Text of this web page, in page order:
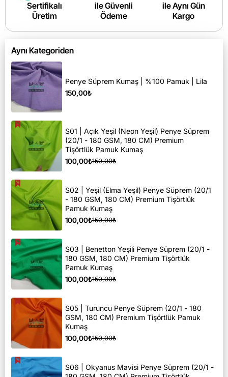
Sertifikalı
Üretim
ile Güvenli
Ödeme
ile Aynı Gün
Kargo
Aynı Kategoriden
Penye Süprem Kumaş | %100 Pamuk | Lila
150,00₺
S01 | Açık Yeşil (Neon Yeşil) Penye Süprem
(20/1 - 180 GSM, 180 CM) Premium
Tişörtlük Pamuk Kumaş
100,00₺150,00₺
S02 | Yeşil (Elma Yeşil) Penye Süprem (20/1
- 180 GSM, 180 CM) Premium Tişörtlük
Pamuk Kumaş
100,00₺150,00₺
S03 | Benetton Yeşili Penye Süprem (20/1 -
180 GSM, 180 CM) Premium Tişörtlük
Pamuk Kumaş
100,00₺150,00₺
S05 | Turuncu Penye Süprem (20/1 - 180
GSM, 180 CM) Premium Tişörtlük Pamuk
Kumaş
100,00₺150,00₺
S06 | Okyanus Mavisi Penye Süprem (20/1 -